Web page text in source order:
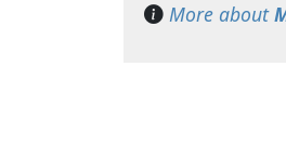
More about